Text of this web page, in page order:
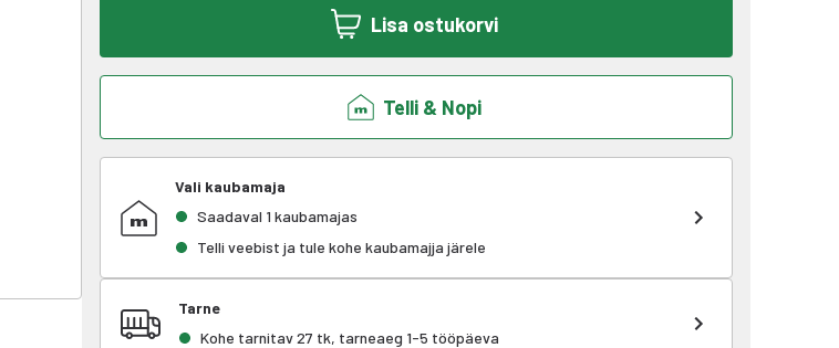
Lisa ostukorvi
Telli & Nopi
Vali kaubamaja
Saadaval 1 kaubamajas
Telli veebist ja tule kohe kaubamajja järele
Tarne
Kohe tarnitav 27 tk, tarneaeg 1-5 tööpäeva